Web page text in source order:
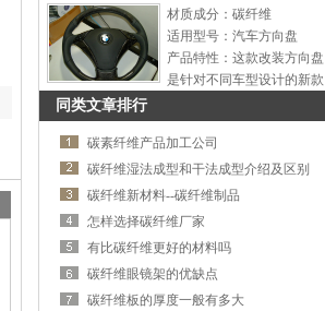
假风口等等产品的企业，我
厂拥有完整、科学的质量管
理体系。公司的产品具备国
标水准，赢得了广大客户的
新产品，在生产过程中我们
做到精益求精。产品立足国
内市场远销中东.北美.俄罗
斯等国家专业的设计加上精
致的工艺赢得了广大客户的
好评竭诚欢迎新老客户前来
范。…
材质成分：碳纤维
适用型号：汽车方向盘
产品特性：这款改装方向盘
是针对不同车型设计的新款
型改装底座配合安装，为一
通用型方向盘。本司专业生
产改装方向盘、铝合金汽车
尾翼、汽车音响改装工具，
用烟灰缸，车用挂钩，汽车
假风口等等产品的企业，我
厂拥有完整、科学的质量管
理体系。公司的产品具备国
同类文章排行
碳素纤维产品加工公司
碳纤维湿法成型和干法成型介绍及区别
碳纤维新材料--碳纤维制品
怎样选择碳纤维厂家
有比碳纤维更好的材料吗
碳纤维眼镜架的优缺点
碳纤维板的厚度一般有多大